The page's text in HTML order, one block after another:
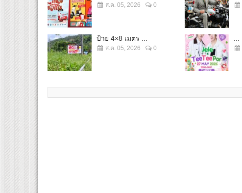
ส.ค. 05, 2026 0
ป้าย 4×8 เมตร ...
ส.ค. 05, 2026 0